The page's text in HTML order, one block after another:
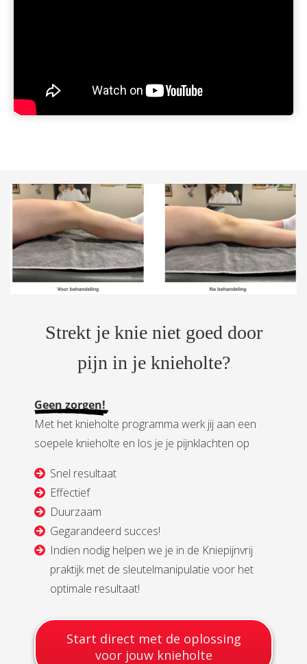
Strekt je knie niet goed door
pijn in je knieholte?
Geen zorgen!
Met het knieholte programma werk jij aan een
soepele knieholte en los je je pijnklachten op
Snel resultaat
Effectief
Duurzaam
Gegarandeerd succes!
Indien nodig helpen we je in de Kniepijnvrij
praktijk met de sleutelmanipulatie voor het
optimale resultaat!
Start direct met de oplossing
voor jouw knieholte